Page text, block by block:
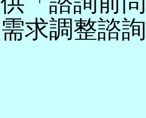
求調整諮